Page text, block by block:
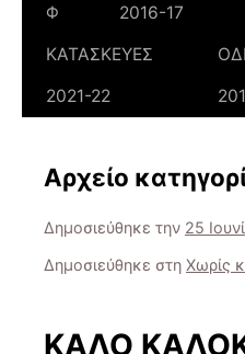
Φ
2016-17
ΚΑΤΑΣΚΕΥΕΣ
2021-22
Αρχείο
Δημοσιεύθηκε την 25
Δημοσιεύθηκε στη Χωρίς
ΚΑΛΟ